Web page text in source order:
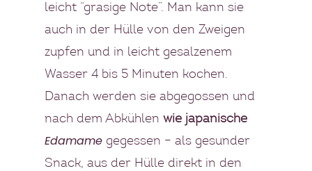
leicht “grasige Note”. Man kann sie
auch in der Hülle von den Zweigen
zupfen und in leicht gesalzenem
Wasser 4 bis 5 Minuten kochen.
Danach werden sie abgegossen und
nach dem Abkühlen wie japanische
Edamame gegessen – als gesunder
Snack, aus der Hülle direkt in den
PRODUZENTEN
FOTOGALERIE
NEWSLETTER